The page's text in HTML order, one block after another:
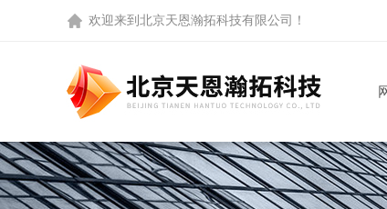
欢迎来到 北京天恩瀚拓科技有限公司 ！